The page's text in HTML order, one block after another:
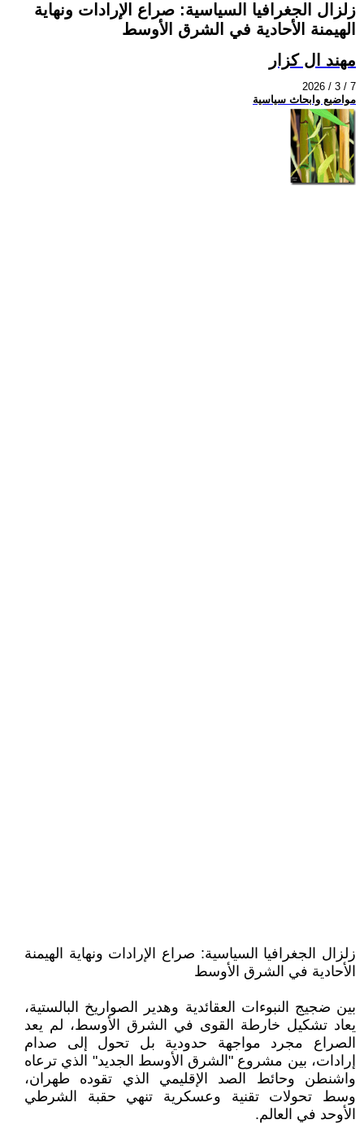
زلزال الجغرافيا السياسية: صراع الإرادات ونهاية
الهيمنة الأحادية في الشرق الأوسط
مهند ال كزار
2026 / 3 / 7
مواضيع وابحاث سياسية
​زلزال الجغرافيا السياسية: صراع الإرادات ونهاية الهيمنة
الأحادية في الشرق الأوسط
​بين ضجيج النبوءات العقائدية وهدير الصواريخ البالستية،
يعاد تشكيل خارطة القوى في الشرق الأوسط، لم يعد
الصراع مجرد مواجهة حدودية بل تحول إلى صدام
إرادات، بين مشروع "الشرق الأوسط الجديد" الذي ترعاه
واشنطن وحائط الصد الإقليمي الذي تقوده طهران،
وسط تحولات تقنية وعسكرية تنهي حقبة الشرطي
الأوحد في العالم.